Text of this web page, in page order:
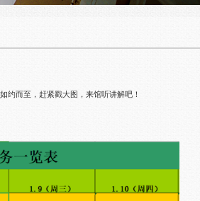
约而至，赶紧戳大图，来馆听讲解吧！